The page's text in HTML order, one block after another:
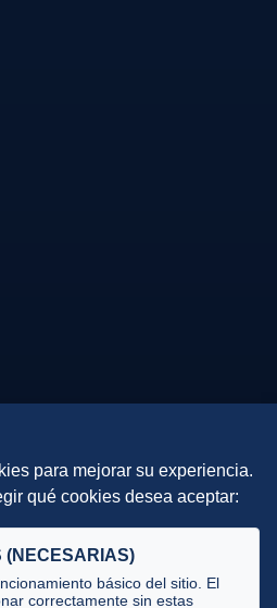
para mejorar su experiencia.
qué cookies desea aceptar:
(NECESARIAS)
básico del sitio. El
correctamente sin estas